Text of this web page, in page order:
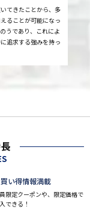
てきたことから、多
ることが可能になっ
うであり、これによ
追求する強みを持っ
い得情報満載
限定クーポンや、限定価格で
できる！